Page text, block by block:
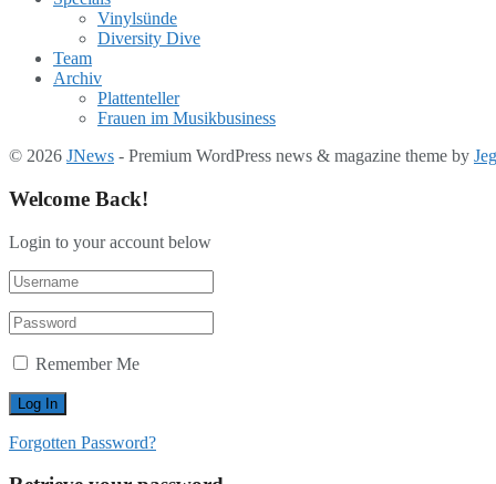
Vinylsünde
Diversity Dive
Team
Archiv
Plattenteller
Frauen im Musikbusiness
© 2026 JNews - Premium WordPress news & magazine theme by
Welcome Back!
Login to your account below
Remember Me
Forgotten Password?